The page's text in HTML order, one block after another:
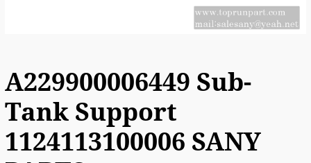
A229900006449 Sub-
Tank Support
1124113100006 SANY